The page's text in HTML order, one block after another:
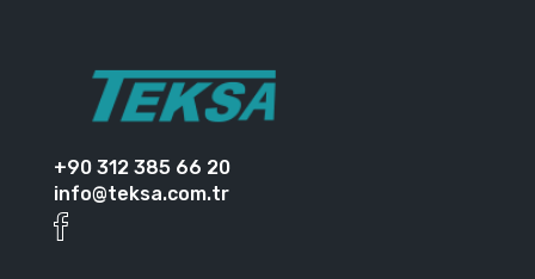
+90 312 385 66 20
info@teksa.com.tr